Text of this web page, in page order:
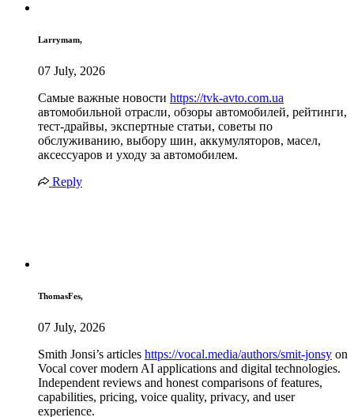
Larrymam,
07 July, 2026
Самые важные новости https://tvk-avto.com.ua
автомобильной отрасли, обзоры автомобилей, рейтинги,
тест-драйвы, экспертные статьи, советы по
обслуживанию, выбору шин, аккумуляторов, масел,
аксессуаров и уходу за автомобилем.
Reply
ThomasFes,
07 July, 2026
Smith Jonsi’s articles https://vocal.media/authors/smit-jonsy on
Vocal cover modern AI applications and digital technologies.
Independent reviews and honest comparisons of features,
capabilities, pricing, voice quality, privacy, and user
experience.